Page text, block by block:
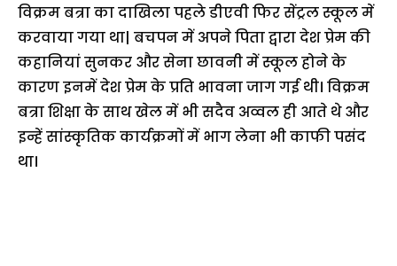
विक्रम बत्रा का दाखिला पहले डीएवी फिर सेंट्रल स्कूल में
करवाया गया था| बचपन में अपने पिता द्वारा देश प्रेम की
कहानियां सुनकर और सेना छावनी में स्कूल होने के
कारण इनमें देश प्रेम के प्रति भावना जाग गई थी। विक्रम
बत्रा शिक्षा के साथ खेल में भी सदैव अव्वल ही आते थे और
इन्हें सांस्कृतिक कार्यक्रमों में भाग लेना भी काफी पसंद
था।